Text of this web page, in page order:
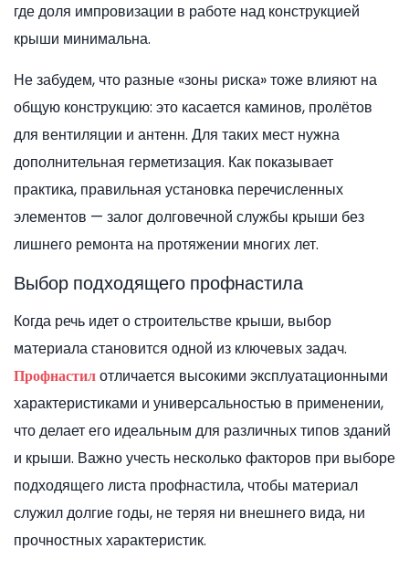
где доля импровизации в работе над конструкцией
крыши минимальна.
Не забудем, что разные «зоны риска» тоже влияют на
общую конструкцию: это касается каминов, пролётов
для вентиляции и антенн. Для таких мест нужна
дополнительная герметизация. Как показывает
практика, правильная установка перечисленных
элементов — залог долговечной службы крыши без
лишнего ремонта на протяжении многих лет.
Выбор подходящего профнастила
Когда речь идет о строительстве крыши, выбор
материала становится одной из ключевых задач.
Профнастилотличается высокими эксплуатационными
характеристиками и универсальностью в применении,
что делает его идеальным для различных типов зданий
и крыши. Важно учесть несколько факторов при выборе
подходящего листа профнастила, чтобы материал
служил долгие годы, не теряя ни внешнего вида, ни
прочностных характеристик.